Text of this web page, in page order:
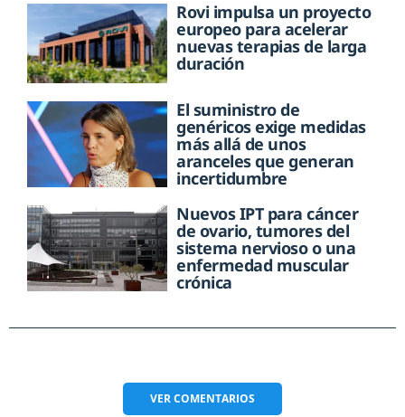
Rovi impulsa un proyecto
europeo para acelerar
nuevas terapias de larga
duración
El suministro de
genéricos exige medidas
más allá de unos
aranceles que generan
incertidumbre
Nuevos IPT para cáncer
de ovario, tumores del
sistema nervioso o una
enfermedad muscular
crónica
VERCOMENTARIOS